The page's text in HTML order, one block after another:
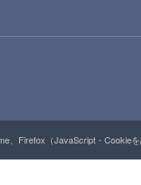
、Firefox（JavaScript・Cookie